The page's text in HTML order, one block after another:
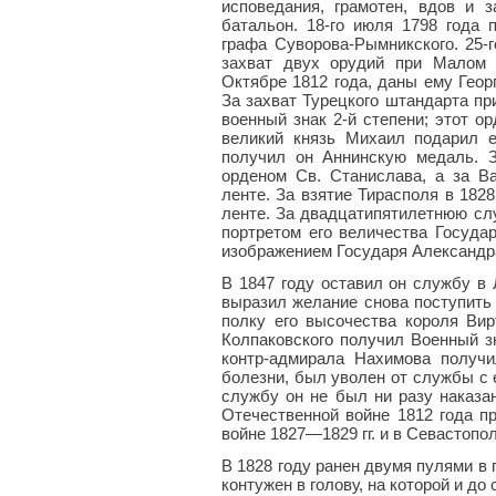
исповедания, грамотен, вдов и
батальон. 18-го июля 1798
графа Суворова-Рымникского.
захват двух орудий при Малом
Октябре 1812 года, даны ему
За захват Турецкого штандарта
военный знак 2-й степени; этот
великий князь Михаил подарил
получил он Аннинскую медаль.
орденом Св. Станислава, а за
ленте. За взятие Тирасполя в
ленте. За двадцатипятилетнюю
портретом его величества
изображением Государя
В 1847 году оставил он службу в
выразил желание снова
полку его высочества короля
Колпаковского получил Военный
контр-адмирала Нахимова
болезни, был уволен от службы с
службу он не был ни разу
Отечественной войне 1812 года
войне 1827—1829 гг. и в
В 1828 году ранен двумя пулями в
контужен в голову, на которой и